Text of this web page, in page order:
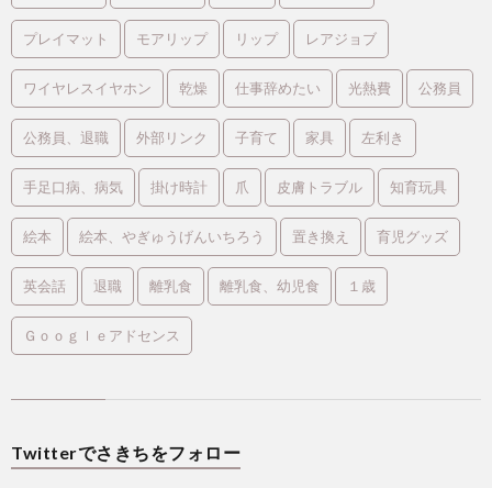
プレイマット モアリップ リップ レアジョブ
ワイヤレスイヤホン 乾燥 仕事辞めたい 光熱費 公務員
公務員、退職 外部リンク 子育て 家具 左利き
手足口病、病気 掛け時計 爪 皮膚トラブル 知育玩具
絵本 絵本、やぎゅうげんいちろう 置き換え 育児グッズ
英会話 退職 離乳食 離乳食、幼児食 １歳
Ｇｏｏｇｌｅアドセンス
Twitterでさきちをフォロー